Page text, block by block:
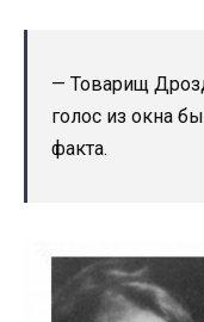
— Товарищ
голос из окна
факта.